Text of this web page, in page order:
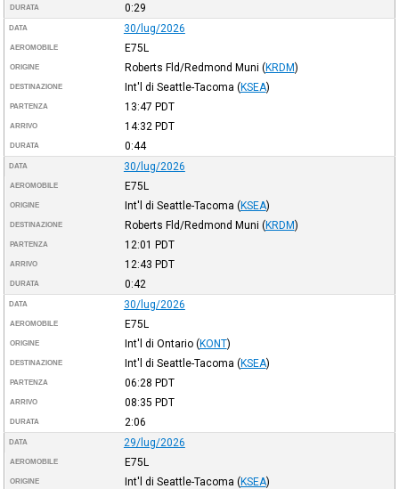
DURATA 0:29
DATA 30/lug/2026
AEROMOBILE E75L
ORIGINE Roberts Fld/Redmond Muni (KRDM)
DESTINAZIONE Int'l di Seattle-Tacoma (KSEA)
PARTENZA 13:47 PDT
ARRIVO 14:32 PDT
DURATA 0:44
DATA 30/lug/2026
AEROMOBILE E75L
ORIGINE Int'l di Seattle-Tacoma (KSEA)
DESTINAZIONE Roberts Fld/Redmond Muni (KRDM)
PARTENZA 12:01 PDT
ARRIVO 12:43 PDT
DURATA 0:42
DATA 30/lug/2026
AEROMOBILE E75L
ORIGINE Int'l di Ontario (KONT)
DESTINAZIONE Int'l di Seattle-Tacoma (KSEA)
PARTENZA 06:28 PDT
ARRIVO 08:35 PDT
DURATA 2:06
DATA 29/lug/2026
AEROMOBILE E75L
ORIGINE Int'l di Seattle-Tacoma (KSEA)